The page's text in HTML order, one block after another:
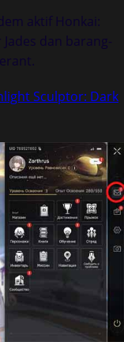
aktif Honkai:
dan barang-
Sculptor: Dark